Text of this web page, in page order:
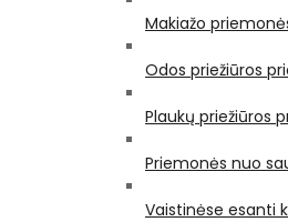
Makiažo
Odos priežiūros
Plaukų priežiūros
Priemonės nuo
Vaistinėse esanti